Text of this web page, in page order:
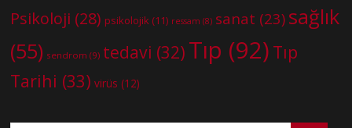
Psikoloji (28) psikolojik (11) ressam (8) sanat (23) sağlık
(55) sendrom (9) tedavi (32) Tıp (92) Tıp
Tarihi (33) virüs (12)